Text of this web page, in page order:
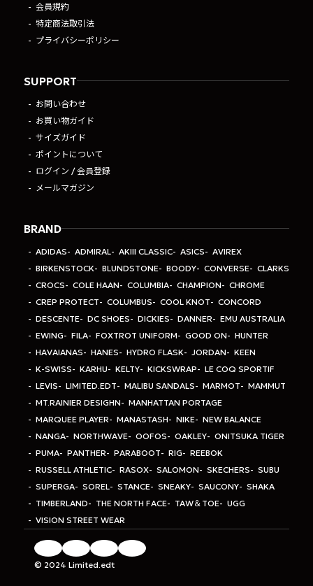
会員規約
特定商法取引法
プライバシーポリシー
SUPPORT
お問い合わせ
お買い物ガイド
サイズガイド
ポイントについて
ログイン / 会員登録
メールマガジン
BRAND
ADIDAS ADMIRAL AKIII CLASSIC ASICS
AVIREX
BIRKENSTOCK
BLUNDSTONE BOODY CONVERSE
CLARKS
CROCS
COLE HAAN COLUMBIA CHAMPION
CHROME
CREP PROTECT
COLUMBUS COOL KNOT
CONCORD
DESCENTE
DC SHOES DICKIES DANNER
EMU AUSTRALIA
EWING
FILA FOXTROT UNIFORM GOOD ON
HUNTER
HAVAIANAS
HANES HYDRO FLASK JORDAN
KEEN
K-SWISS
KARHU KELTY KICKSWRAP
LE COQ SPORTIF
LEVIS
LIMITED.EDT MALIBU SANDALS MARMOT
MAMMUT
MT.RAINIER DESIGHN
MANHATTAN PORTAGE
MARQUEE PLAYER
MANASTASH NIKE
NEW BALANCE
NANGA
NORTHWAVE OOFOS OAKLEY
ONITSUKA TIGER
PUMA
PANTHER PARABOOT RIG
REEBOK
RUSSELL ATHLETIC
RASOX SALOMON SKECHERS
SUBU
SUPERGA
SOREL STANCE SNEAKY SAUCONY
SHAKA
TIMBERLAND
THE NORTH FACE TAW＆TOE
UGG
VISION STREET WEAR
© 2024 Limited.edt